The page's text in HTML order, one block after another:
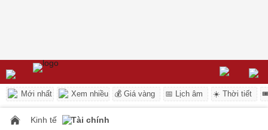
Mới nhất Xem nhiều 💰 Giá vàng 📅 Lịch âm ☀️ Thời tiết
Kinh tế Tài chính